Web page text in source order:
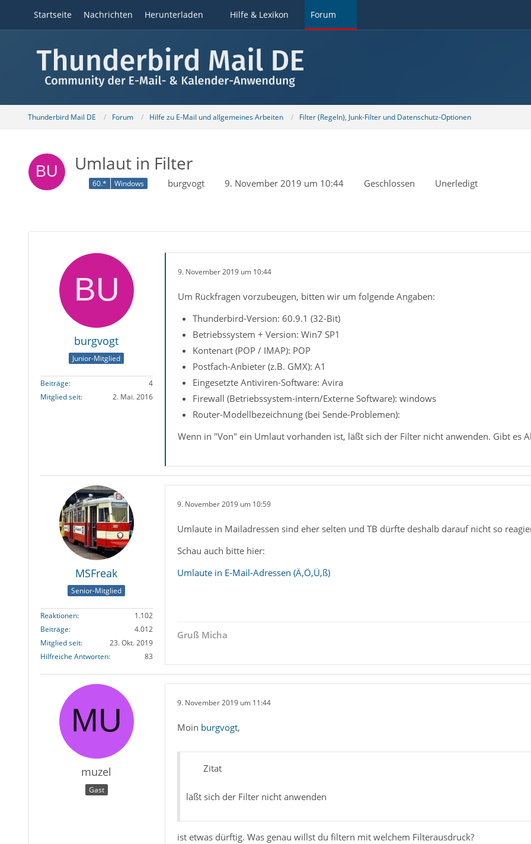
Startseite Nachrichten Herunterladen Hilfe & Lexikon Forum
Thunderbird Mail DE Forum Hilfe zu E-Mail und allgemeines Arbeiten Filter (Regeln), Junk-Filter und Datenschutz-Optionen
Umlaut in Filter
60.* Windows burgvogt 9. November 2019 um 10:44 Geschlossen Unerledigt
burgvogt
Junior-Mitglied
Beiträge
4
Mitglied seit
2. Mai. 2016
9. November 2019 um 10:44
Um Rückfragen vorzubeugen, bitten wir um folgende Angaben:
Thunderbird-Version: 60.9.1 (32-Bit)
Betriebssystem + Version: Win7 SP1
Kontenart (POP / IMAP): POP
Postfach-Anbieter (z.B. GMX): A1
Eingesetzte Antiviren-Software: Avira
Firewall (Betriebssystem-intern/Externe Software): windows
Router-Modellbezeichnung (bei Sende-Problemen):
Wenn in "Von" ein Umlaut vorhanden ist, läßt sich der Filter nicht anwenden. Gibt es
MSFreak
Senior-Mitglied
Reaktionen
1.102
Beiträge
4.012
Mitglied seit
23. Okt. 2019
Hilfreiche Antworten
83
9. November 2019 um 10:59
Umlaute in Mailadressen sind eher selten und TB dürfte deshalb darauf nicht so
Schau auch bitte hier:
Umlaute in E-Mail-Adressen (Ä,Ö,Ü,ß)
Gruß Micha
muzel
Gast
9. November 2019 um 11:44
Moin burgvogt,
Zitat
läßt sich der Filter nicht anwenden
ist etwas dürftig. Was genau willst du filtern mit welchem Filterausdruck?